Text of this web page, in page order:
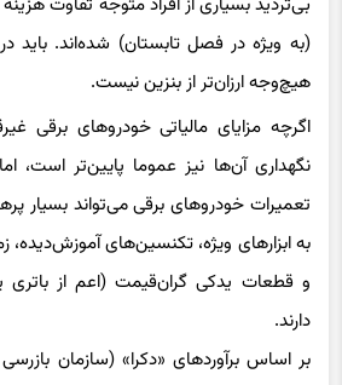
(به ویژه در فصل تابستان) شده‌اند. باید
هیچ‌وجه ارزان‌تر از بنزین نیست.
اگرچه مزایای مالیاتی خودروهای برقی
نگهداری آن‌ها نیز عموما پایین‌تر است،
تعمیرات خودروهای برقی می‌تواند بسیار
به ابزارهای ویژه، تکنسین‌های آموزش‌دیده،
و قطعات یدکی گران‌قیمت (اعم از باتری
دارند.
بر اساس برآوردهای «دکرا» (سازمان بازرسی
می‌توانند تا پنجاه درصد هزینهٔ تعمیرات را